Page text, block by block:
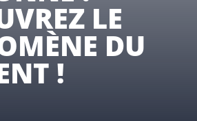
LE
DU
!